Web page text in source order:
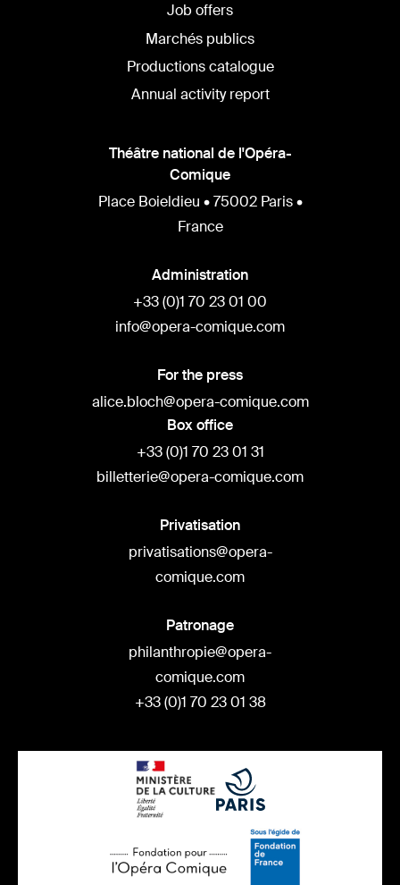
Job offers
Marchés publics
Productions catalogue
Annual activity report
Théâtre national de l'Opéra-
Comique
Place Boieldieu • 75002 Paris •
France
Administration
+33 (0)1 70 23 01 00
info@opera-comique.com
For the press
alice.bloch@opera-comique.com
Box office
+33 (0)1 70 23 01 31
billetterie@opera-comique.com
Privatisation
privatisations@opera-
comique.com
Patronage
philanthropie@opera-
comique.com
+33 (0)1 70 23 01 38